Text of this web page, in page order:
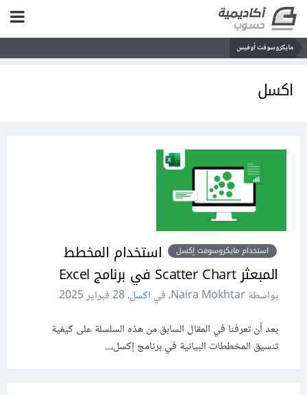
مايكروسوفت أوفيس
اكسل
استخدام مايكروسوفت إكسل
استخدام المخطط
المبعثر Scatter Chart في برنامج Excel
بواسطة Naira Mokhtar، في اكسل،28 فبراير 2025
بعد أن تعرفنا في المقال السابق من هذه السلسلة على كيفية
تنسيق المخططات البيانية في برنامج إكسل،...